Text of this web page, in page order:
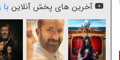
آخرین های پخش آنلاین